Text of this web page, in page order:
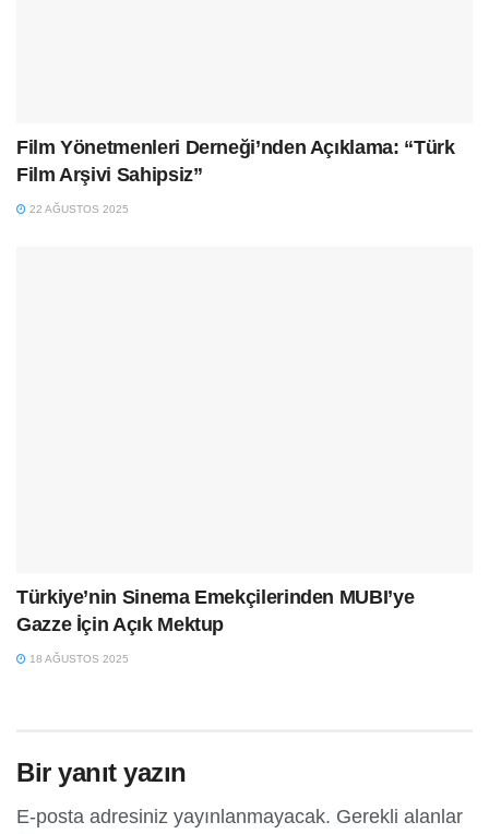
Film Yönetmenleri Derneği’nden Açıklama: “Türk
Film Arşivi Sahipsiz”
22 AĞUSTOS 2025
Türkiye’nin Sinema Emekçilerinden MUBI’ye
Gazze İçin Açık Mektup
18 AĞUSTOS 2025
Bir yanıt yazın
E-posta adresiniz yayınlanmayacak. Gerekli alanlar